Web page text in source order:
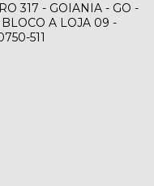
317 - GOIANIA - GO -
A LOJA 09 -
511